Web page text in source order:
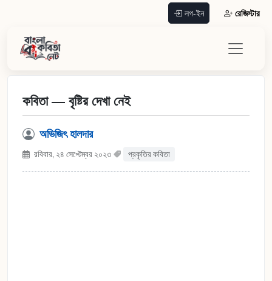
লগ-ইন রেজিস্টার
কবিতা — বৃষ্টির দেখা নেই
অভিজিৎ হালদার
রবিবার, ২৪ সেপ্টেম্বর ২০২৩ প্রকৃতির কবিতা